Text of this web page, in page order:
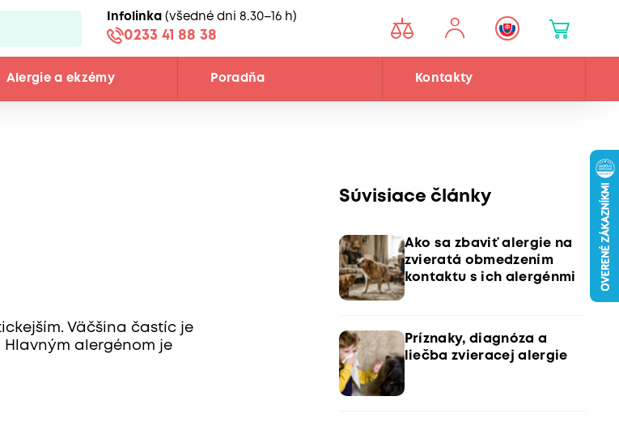
Infolinka (všedné dni 8.30–16 h)
0233 41 88 38
Alergie a ekzémy Poradňa Kontakty
Väčšina častíc je
Hlavným alergénom je
Súvisiace články
Ako sa zbaviť alergie na
zvieratá obmedzením
kontaktu s ich alergénmi
Príznaky, diagnóza a
liečba zvieracej alergie